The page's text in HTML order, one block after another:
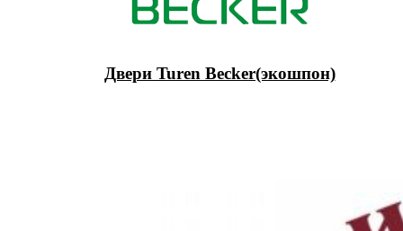
Двери Turen Becker(экошпон)